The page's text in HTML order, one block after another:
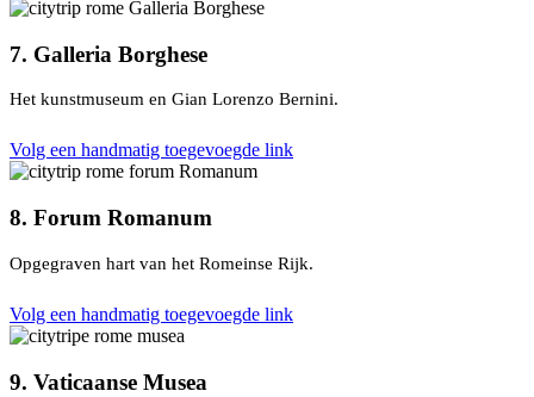
7. Galleria Borghese
Het kunstmuseum en Gian Lorenzo Bernini.
Volg een handmatig toegevoegde link
8. Forum Romanum
Opgegraven hart van het Romeinse Rijk.
Volg een handmatig toegevoegde link
9. Vaticaanse Musea